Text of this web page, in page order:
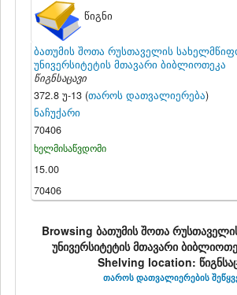
წიგნი
ბათუმის შოთა რუსთაველის
უნივერსიტეტის მთავარი ბიბლიოთეკა
წიგნსაცავი
372.8 უ-13 (თაროს დათვალიერება)
ნაჩუქარი
70406
ხელმისაწვდომი
15.00
70406
Browsing ბათუმის შოთა
უნივერსიტეტის მთავარი
Shelving location:
თაროს დათვალიერების